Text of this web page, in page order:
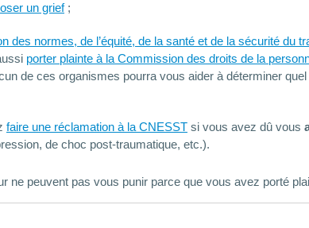
un grief;
des normes, de l’équité, de la santé et de la sécurité du
porter plainte à la Commission des droits de la
de ces organismes pourra vous aider à déterminer
faire une réclamation à la CNESST si vous avez dû vous
de choc post-traumatique, etc.).
ne peuvent pas vous punir parce que vous avez porté